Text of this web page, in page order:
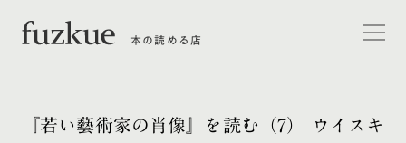
本の読める店
『若い藝術家の肖像』を読む（7） ウイスキ